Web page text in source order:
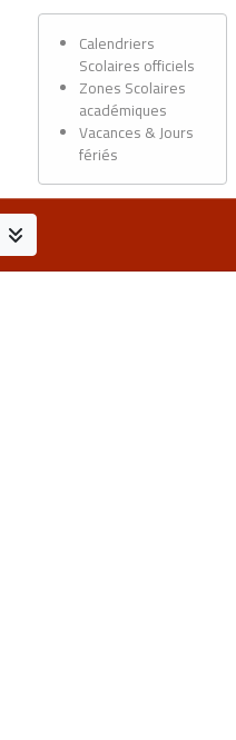
Calendriers
Scolaires officiels
Zones Scolaires
académiques
Vacances & Jours
fériés